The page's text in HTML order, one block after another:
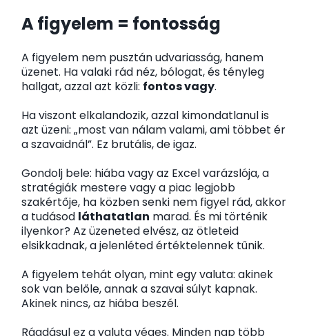
A figyelem = fontosság
A figyelem nem pusztán udvariasság, hanem
üzenet. Ha valaki rád néz, bólogat, és tényleg
hallgat, azzal azt közli: fontos vagy.
Ha viszont elkalandozik, azzal kimondatlanul is
azt üzeni: „most van nálam valami, ami többet ér
a szavaidnál”. Ez brutális, de igaz.
Gondolj bele: hiába vagy az Excel varázslója, a
stratégiák mestere vagy a piac legjobb
szakértője, ha közben senki nem figyel rád, akkor
a tudásod láthatatlan marad. És mi történik
ilyenkor? Az üzeneted elvész, az ötleteid
elsikkadnak, a jelenléted értéktelennek tűnik.
A figyelem tehát olyan, mint egy valuta: akinek
sok van belőle, annak a szavai súlyt kapnak.
Akinek nincs, az hiába beszél.
Ráadásul ez a valuta véges. Minden nap több